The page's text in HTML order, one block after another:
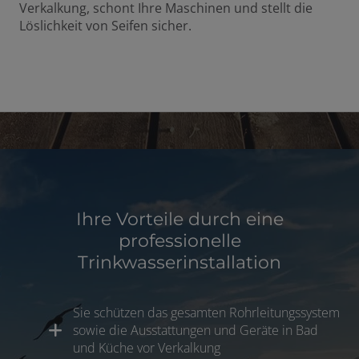
Verkalkung, schont Ihre Maschinen und stellt die
Löslichkeit von Seifen sicher.
Ihre Vorteile durch eine
professionelle
Trinkwasserinstallation
Sie schützen das gesamten Rohrleitungssystem
sowie die Ausstattungen und Geräte in Bad
und Küche vor Verkalkung